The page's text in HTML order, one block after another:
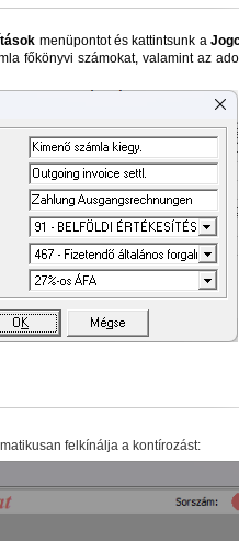
menüpontot és kattintsunk a
főkönyvi számokat, valamint az
felkínálja a kontírozást: